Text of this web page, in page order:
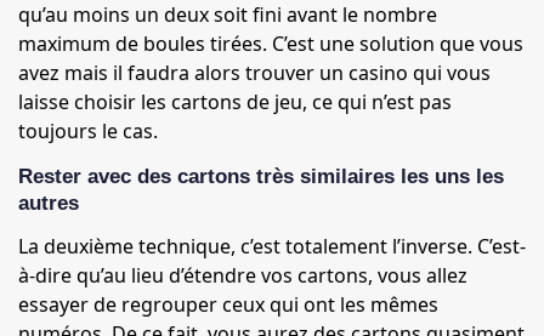
qu’au moins un deux soit fini avant le nombre
maximum de boules tirées. C’est une solution que vous
avez mais il faudra alors trouver un casino qui vous
laisse choisir les cartons de jeu, ce qui n’est pas
toujours le cas.
Rester avec des cartons très similaires les uns les
autres
La deuxième technique, c’est totalement l’inverse. C’est-
à-dire qu’au lieu d’étendre vos cartons, vous allez
essayer de regrouper ceux qui ont les mêmes